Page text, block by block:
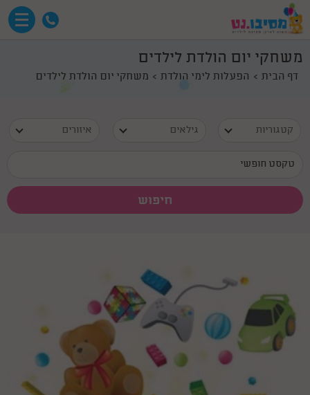
משחקי יום הולדת לילדים
דף הבית הפעלות לימי הולדת משחקי יום הולדת לילדים
קטגוריות גילאים איזורים